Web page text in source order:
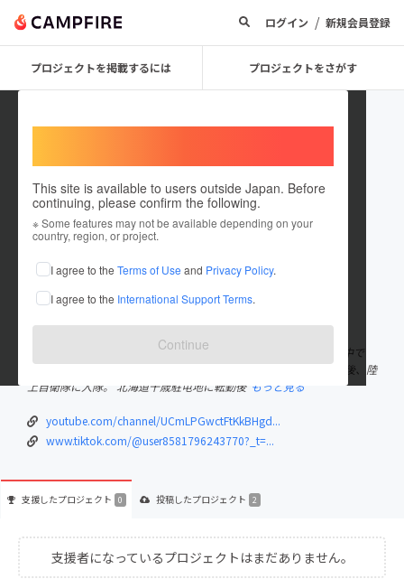
ログイン / 新規会員登録
プロジェクトを掲載するには プロジェクトをさがす
This site is available to users outside Japan. Before
continuing, please confirm the following.
※ Some features may not be available depending on your
country, region, or project.
I agree to the Terms of Use and Privacy Policy.
I agree to the International Support Terms.
Continue
キャリア
これまでに2件のプロジェクトを投稿しています
在住国：日本 現在地：福岡県
出身国：日本 出身地：福岡県
こんにちは私の名前はタロー。 SNSではキャリアという名で活動中で
す。 福岡県糸島市生まれの糸島市育ちです。 地元の農業高校卒業後、陸
上自衛隊に入隊。 北海道千歳駐屯地に転勤後 もっと見る
youtube.com/channel/UCmLPGwctFtKkBHgd...
www.tiktok.com/@user8581796243770?_t=...
支援したプロジェクト 0 投稿したプロジェクト 2
支援者になっているプロジェクトはまだありません。